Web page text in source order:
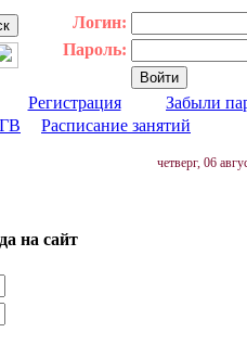
Логин:
Пароль:
Регистрация
Забыли
Расписание занятий
четверг, 06
на сайт